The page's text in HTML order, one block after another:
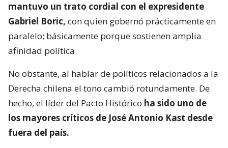
mantuvo un trato cordial con el expresidente
Gabriel Boric, con quien gobernó prácticamente en
paralelo; básicamente porque sostienen amplia
afinidad política.
No obstante, al hablar de políticos relacionados a la
Derecha chilena el tono cambió rotundamente. De
hecho, el líder del Pacto Histórico ha sido uno de
los mayores críticos de José Antonio Kast desde
fuera del país.